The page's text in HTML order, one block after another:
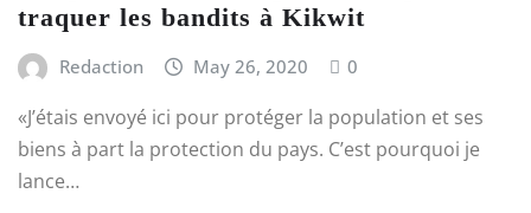
traquer les bandits à Kikwit
Redaction May 26, 2020 0
«J’étais envoyé ici pour protéger la population et ses
biens à part la protection du pays. C’est pourquoi je
lance…